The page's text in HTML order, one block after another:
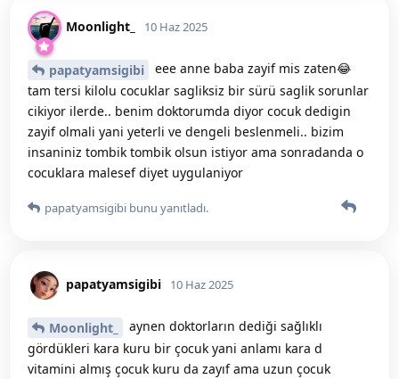
Moonlight_ 10 Haz 2025
papatyamsigibi
eee anne baba zayif mis zaten😂
tam tersi kilolu cocuklar sagliksiz bir sürü saglik sorunlar
cikiyor ilerde.. benim doktorumda diyor cocuk dedigin
zayif olmali yani yeterli ve dengeli beslenmeli.. bizim
insaniniz tombik tombik olsun istiyor ama sonradanda o
cocuklara malesef diyet uygulaniyor
papatyamsigibi bunu yanıtladı.
papatyamsigibi 10 Haz 2025
Moonlight_
aynen doktorların dediği sağlıklı
gördükleri kara kuru bir çocuk yani anlamı kara d
vitamini almış çocuk kuru da zayıf ama uzun çocuk